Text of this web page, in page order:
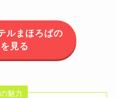
ルまほろばの
見る
魅力